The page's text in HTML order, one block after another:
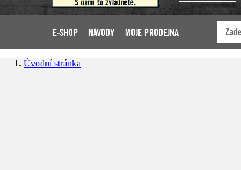
E-SHOP NÁVODY MOJE PRODEJNA
Úvodní stránka